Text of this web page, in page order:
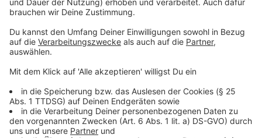
Pflegekräfte zu gewinnen.
Anzeige
Nachdem Ende Juni eine Frau in einem Brunnen in
Neuenkirchen gestorben ist, hat die
Staatsanwaltschaft Münster Anklage wegen Mordes